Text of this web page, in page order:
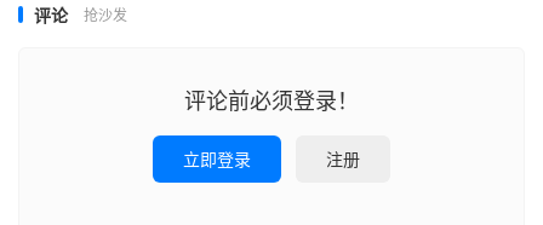
香港站群服务器适合SEO优化、外贸推广、品牌矩阵建设等
评论 抢沙发
评论前必须登录！
立即登录 注册